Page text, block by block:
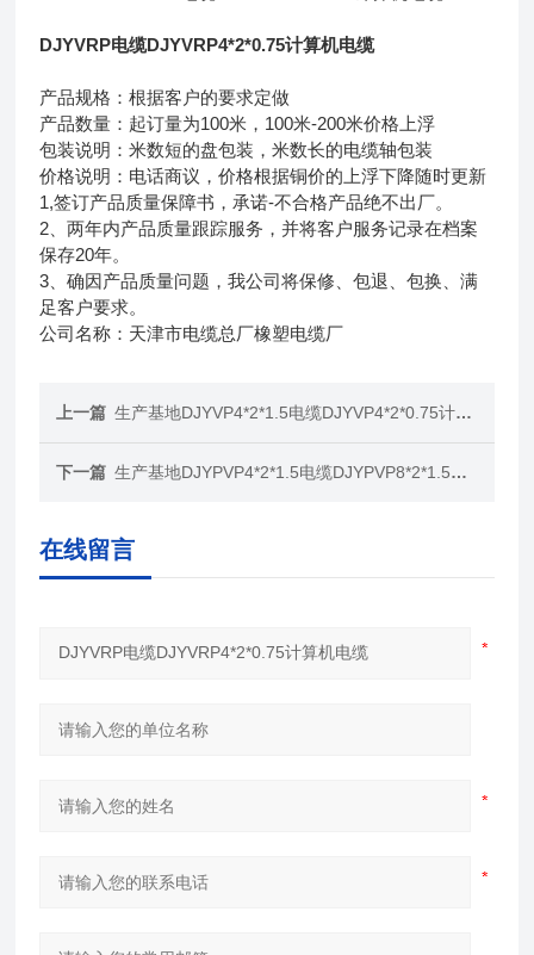
DJYVRP电缆DJYVRP4*2*0.75计算机电缆
产品规格：根据客户的要求定做
产品数量：起订量为100米，100米-200米价格上浮
包装说明：米数短的盘包装，米数长的电缆轴包装
价格说明：电话商议，价格根据铜价的上浮下降随时更新
1,签订产品质量保障书，承诺-不合格产品绝不出厂。
2、两年内产品质量跟踪服务，并将客户服务记录在档案
保存20年。
3、确因产品质量问题，我公司将保修、包退、包换、满
足客户要求。
公司名称：天津市电缆总厂橡塑电缆厂
上一篇 生产基地DJYVP4*2*1.5电缆DJYVP4*2*0.75计算机电缆
下一篇 生产基地DJYPVP4*2*1.5电缆DJYPVP8*2*1.5计算机电缆
在线留言